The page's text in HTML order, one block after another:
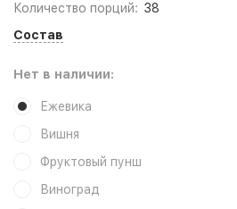
Количество порций: 38
Состав
Нет в наличии:
Ежевика
Вишня
Фруктовый пунш
Виноград